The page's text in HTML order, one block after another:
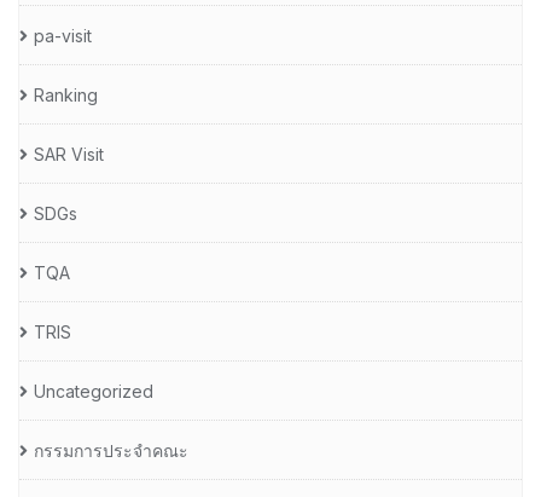
pa-visit
Ranking
SAR Visit
SDGs
TQA
TRIS
Uncategorized
กรรมการประจำคณะ